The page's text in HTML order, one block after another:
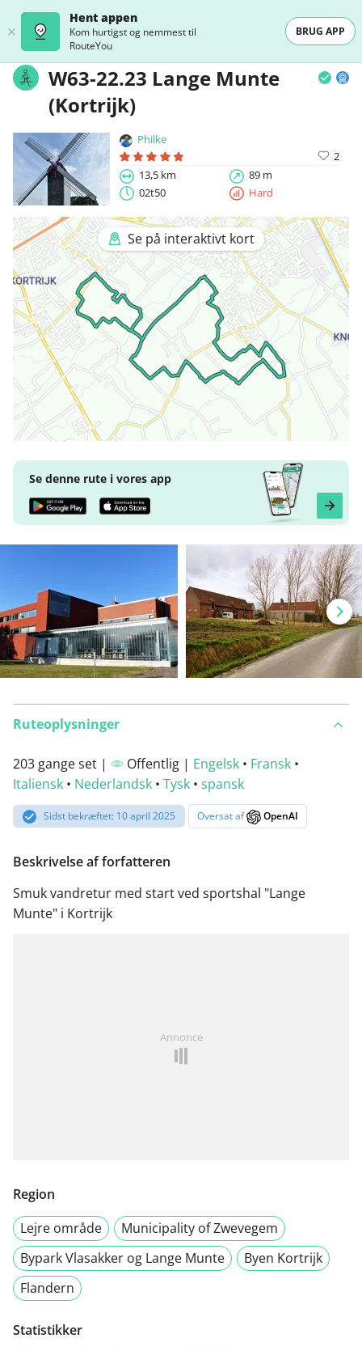
Hent appen
Kom hurtigst og nemmest til
RouteYou
BRUG APP
W63-22.23 Lange Munte
(Kortrijk)
Philke
2
13,5 km
89 m
02t50
Hard
Se på interaktivt kort
Se denne rute i vores app
Ruteoplysninger
203 gange set | Offentlig | Engelsk • Fransk •
Italiensk • Nederlandsk • Tysk • spansk
Sidst bekræftet: 10 april 2025 Oversat af OpenAI
Beskrivelse af forfatteren
Smuk vandretur med start ved sportshal "Lange
Munte" i Kortrijk
Annonce
Region
Lejre område
Municipality of Zwevegem
Bypark Vlasakker og Lange Munte
Byen Kortrijk
Flandern
Statistikker